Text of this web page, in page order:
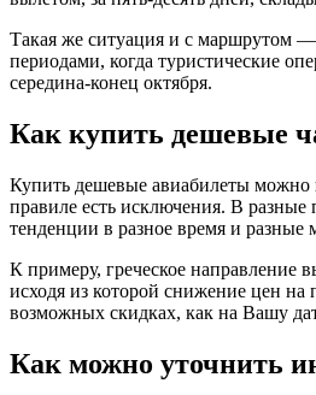
Такая же ситуация и с маршрутом —
периодами, когда туристические
середина-конец октября.
Как купить дешевые
Купить дешевые авиабилеты можно
правиле есть исключения. В
тенденции в разное время и
К примеру, греческое направление
исходя из которой снижение цен
возможных скидках, как на Вашу
Как можно уточнить